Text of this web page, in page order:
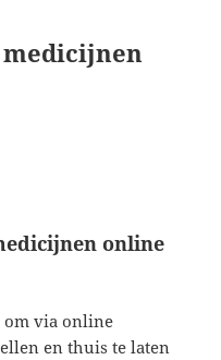
online
om via online
en thuis te laten